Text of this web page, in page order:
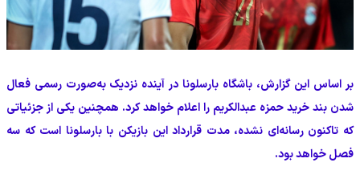
بر اساس این گزارش، باشگاه بارسلونا در آینده نزدیک به‌صورت رسمی فعال
شدن بند خرید حمزه عبدالكريم را اعلام خواهد کرد. همچنین یکی از جزئیاتی
که تاکنون رسانه‌ای نشده، مدت قرارداد این بازیکن با بارسلونا است که سه
فصل خواهد بود.